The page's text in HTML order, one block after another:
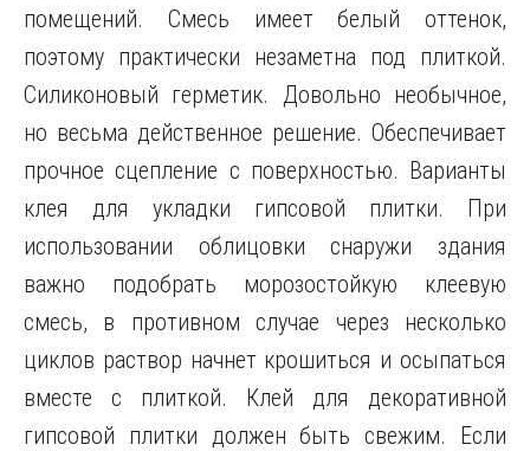
помещений. Смесь имеет белый оттенок,
поэтому практически незаметна под плиткой.
Силиконовый герметик. Довольно необычное,
но весьма действенное решение. Обеспечивает
прочное сцепление с поверхностью. Варианты
клея для укладки гипсовой плитки. При
использовании облицовки снаружи здания
важно подобрать морозостойкую клеевую
смесь, в противном случае через несколько
циклов раствор начнет крошиться и осыпаться
вместе с плиткой. Клей для декоративной
гипсовой плитки должен быть свежим. Если